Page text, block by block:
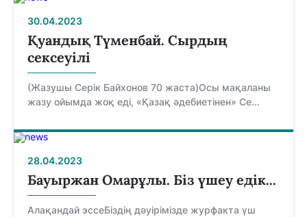
30.04.2023
Қуандық Түменбай. Сырдың
сексеуілі
(Жазушы Серік Байхонов 70 жаста)Осы мақаланы
жазу ойымда жоқ еді, «Қазақ әдебиетінен» Се...
28.04.2023
Бауыржан Омарұлы. Біз үшеу едік...
Алақандай эссеБіздің дәуірімізде журфакта үш